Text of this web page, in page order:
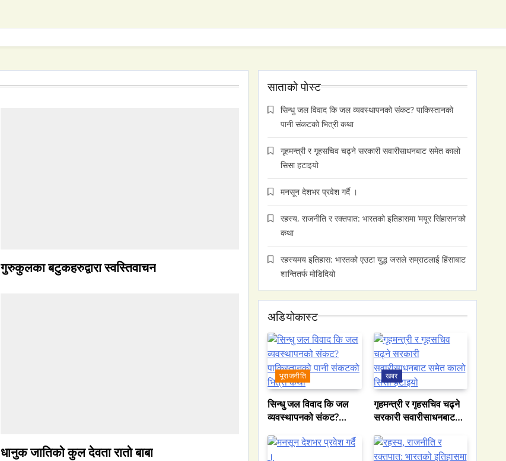
गुरुकुलका बटुकहरुद्वारा स्वस्तिवाचन
धानुक जातिको कुल देवता रातो बाबा
साताकाे पाेस्ट
सिन्धु जल विवाद कि जल व्यवस्थापनको संकट? पाकिस्तानको
पानी संकटको भित्री कथा
गृहमन्त्री र गृहसचिव चढ्ने सरकारी सवारीसाधनबाट समेत कालो
सिसा हटाइयो
मनसून देशभर प्रवेश गर्दै ।
रहस्य, राजनीति र रक्तपात: भारतको इतिहासमा ‘मयूर सिंहासन’को
कथा
रहस्यमय इतिहास: भारतको एउटा युद्ध जसले सम्राटलाई हिंसाबाट
शान्तितर्फ मोडिदियो
अडियाेकास्ट
भूराजनीति
सिन्धु जल विवाद कि जल
व्यवस्थापनको संकट?
भित्री कथा
खबर
गृहमन्त्री र गृहसचिव चढ्ने
सरकारी सवारीसाधनबाट